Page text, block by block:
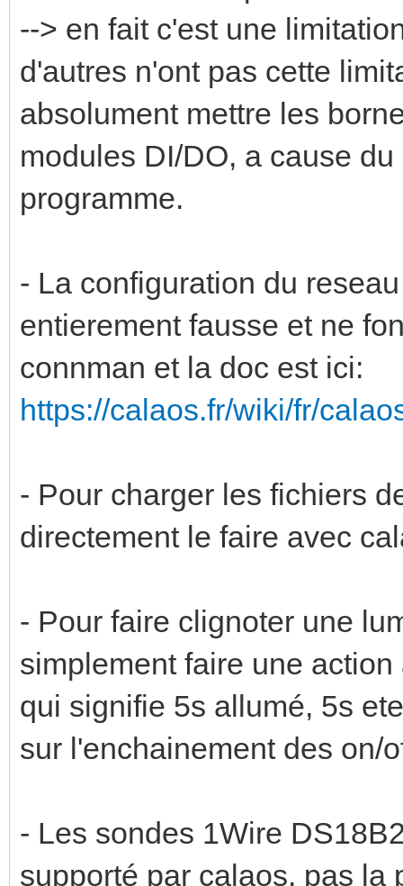
--> en fait c'est une
d'autres n'ont pas cette
absolument mettre les
modules DI/DO, a cause
programme.
- La configuration du
entierement fausse et ne
connman et la doc est ici:
https://calaos.fr/wiki/fr/
- Pour charger les fichiers
directement le faire avec
- Pour faire clignoter une
simplement faire une
qui signifie 5s allumé, 5s
sur l'enchainement des on/
- Les sondes 1Wire
supporté par calaos, pas la